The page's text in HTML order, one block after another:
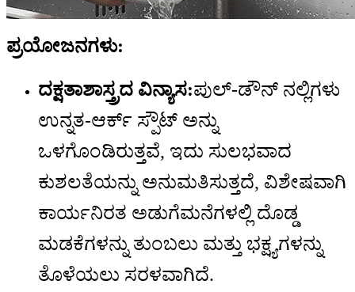
ಪ್ರಯೋಜನಗಳು:
ದಕ್ಷತಾಶಾಸ್ತ್ರದ ವಿನ್ಯಾಸ:ಪುಲ್-ಡೌನ್ ನಲ್ಲಿಗಳು
ಉನ್ನತ-ಆರ್ಕ್ ಸ್ಪೌಟ್ ಅನ್ನು
ಒಳಗೊಂಡಿರುತ್ತವೆ, ಇದು ಸುಲಭವಾದ
ಕುಶಲತೆಯನ್ನು ಅನುಮತಿಸುತ್ತದೆ, ವಿಶೇಷವಾಗಿ
ಕಾರ್ಯನಿರತ ಅಡುಗೆಮನೆಗಳಲ್ಲಿ ದೊಡ್ಡ
ಮಡಕೆಗಳನ್ನು ತುಂಬಲು ಮತ್ತು ಭಕ್ಷ್ಯಗಳನ್ನು
ತೊಳೆಯಲು ಸರಳವಾಗಿದೆ.